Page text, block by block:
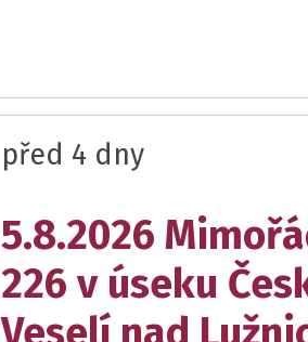
před 4 dny
5.8.2026
226 v úseku